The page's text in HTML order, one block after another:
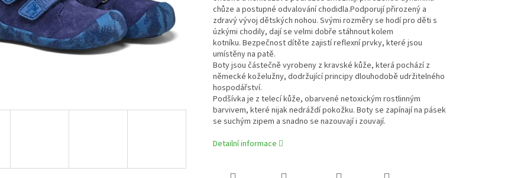
chůze a postupné odvalování chodidla.Podporují přirozený a
zdravý vývoj dětských nohou. Svými rozměry se hodí pro děti s
úzkými chodily, dají se velmi dobře stáhnout kolem
kotníku. Bezpečnost dítěte zajistí reflexní prvky, které jsou
umístěny na patě.
Boty jsou částečně vyrobeny z kravské kůže, která pochází z
německé koželužny, dodržující principy dlouhodobě udržitelného
hospodářství.
Podšívka je z telecí kůže, obarvené netoxickým rostlinným
barvivem, které nijak nedráždí pokožku. Boty se zapínají na pásek
se suchým zipem a snadno se nazouvají i zouvají.
Detailní informace